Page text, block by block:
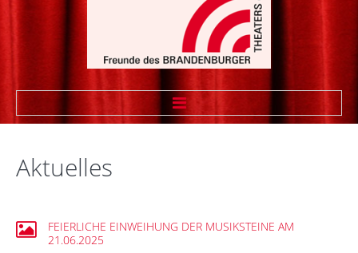
Vereinssatzung
Aktuelles
FEIERLICHE EINWEIHUNG DER MUSIKSTEINE AM
21.06.2025